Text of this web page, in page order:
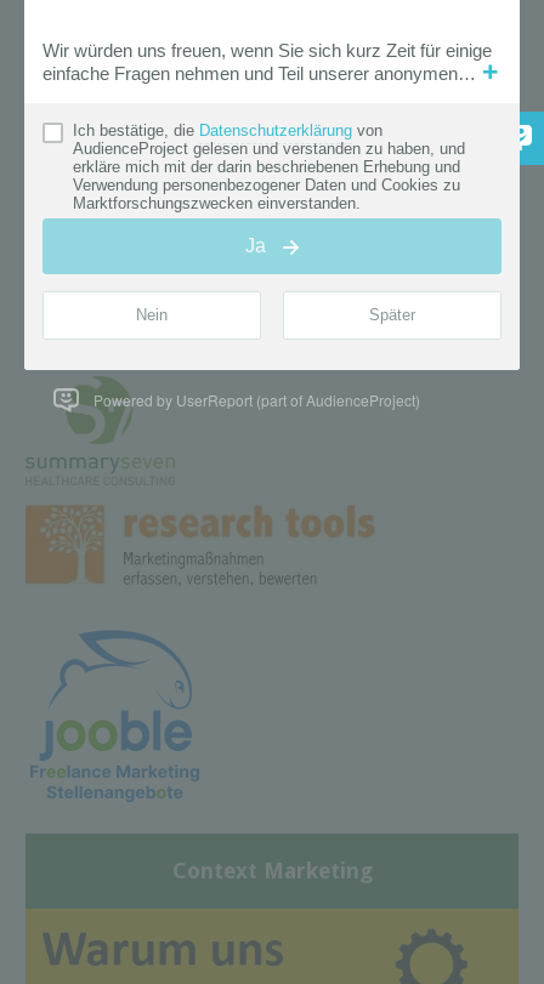
Context Marketing
Powered by UserReport (part of AudienceProject)